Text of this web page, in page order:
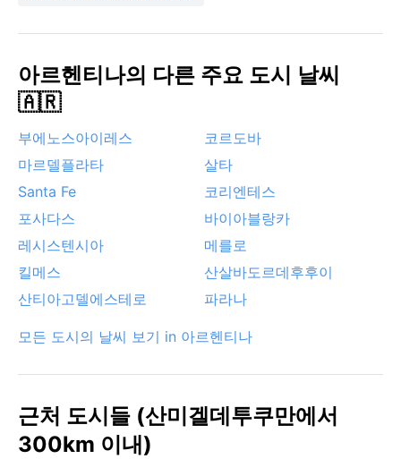
이상적인 야외 활동을 원한다면 건조하고 선선한 봄가을
아르헨티나의 다른 주요 도시 날씨
🇦🇷
부에노스아이레스
코르도바
마르델플라타
살타
Santa Fe
코리엔테스
포사다스
바이아블랑카
레시스텐시아
메를로
킬메스
산살바도르데후후이
산티아고델에스테로
파라나
모든 도시의 날씨 보기 in 아르헨티나
근처 도시들 (산미겔데투쿠만에서
300km 이내)